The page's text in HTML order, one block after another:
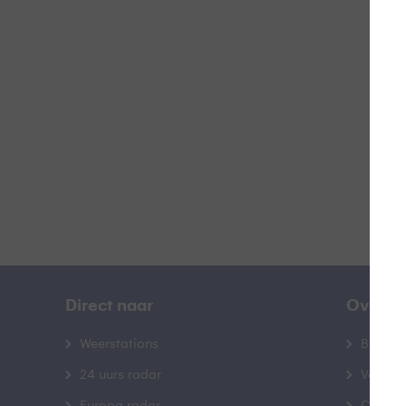
Direct naar
Weerstations
24 uurs radar
Over